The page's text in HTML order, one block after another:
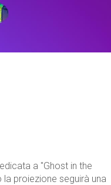
a "Ghost in the
la proiezione seguirà una